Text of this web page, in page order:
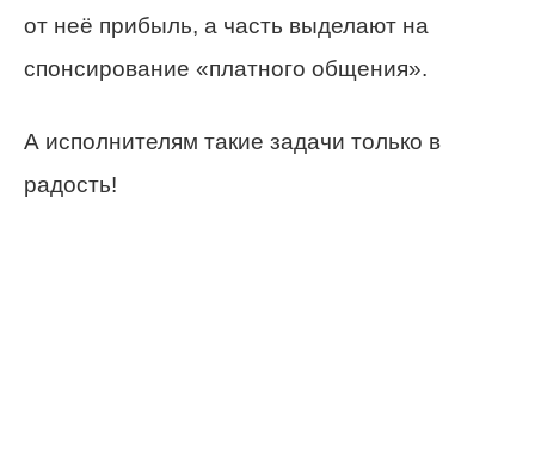
от неё прибыль, а часть выделают на
спонсирование «платного общения».
А исполнителям такие задачи только в
радость!